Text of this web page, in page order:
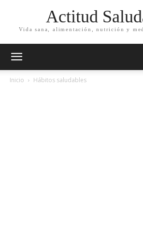
Actitud
Vida sana, alimentación, nutrición y
Inicio Hábitos saludables